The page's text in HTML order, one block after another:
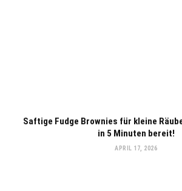
Saftige Fudge Brownies für kleine
in 5 Minuten bereit!
APRIL 17, 2026